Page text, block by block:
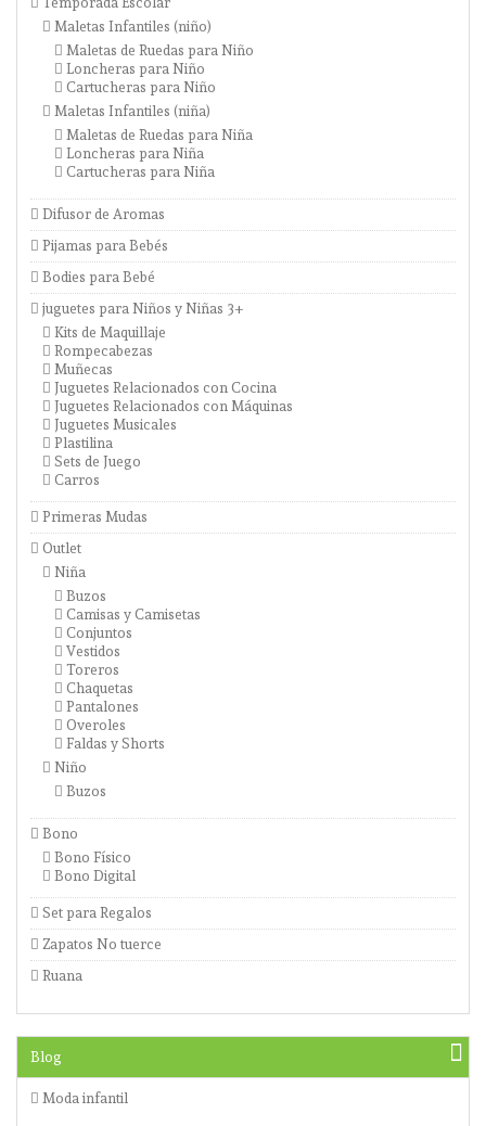
Maletas Infantiles (niño)
Maletas de Ruedas para Niño
Loncheras para Niño
Cartucheras para Niño
Maletas Infantiles (niña)
Maletas de Ruedas para Niña
Loncheras para Niña
Cartucheras para Niña
Difusor de Aromas
Pijamas para Bebés
Bodies para Bebé
juguetes para Niños y Niñas 3+
Kits de Maquillaje
Rompecabezas
Muñecas
Juguetes Relacionados con Cocina
Juguetes Relacionados con Máquinas
Juguetes Musicales
Plastilina
Sets de Juego
Carros
Primeras Mudas
Outlet
Niña
Buzos
Camisas y Camisetas
Conjuntos
Vestidos
Toreros
Chaquetas
Pantalones
Overoles
Faldas y Shorts
Niño
Buzos
Bono
Bono Físico
Bono Digital
Set para Regalos
Zapatos No tuerce
Ruana
Blog
Moda infantil